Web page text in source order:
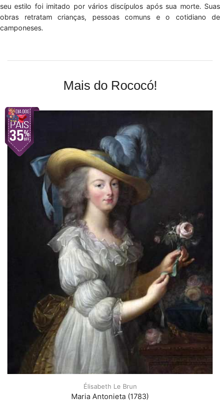
seu estilo foi imitado por vários discípulos após sua morte. Suas
obras retratam crianças, pessoas comuns e o cotidiano de
camponeses.
Mais do Rococó!
Élisabeth Le Brun
Maria Antonieta (1783)